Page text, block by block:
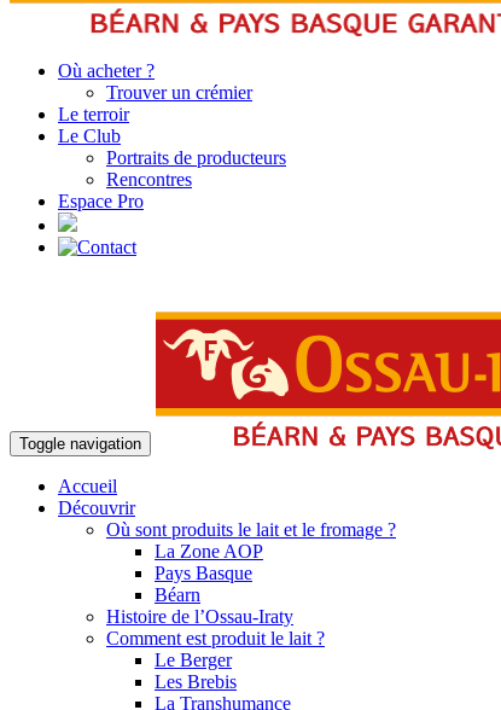
Où acheter ?
Trouver un crémier
Le terroir
Le Club
Portraits de producteurs
Rencontres
Espace Pro
Toggle navigation
Accueil
Découvrir
Où sont produits le lait et le fromage ?
La Zone AOP
Pays Basque
Béarn
Histoire de l’Ossau-Iraty
Comment est produit le lait ?
Le Berger
Les Brebis
La Transhumance